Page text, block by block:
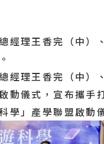
經理王香完（中）
經理王香完（中）
動儀式，宣布攜手
學」產學聯盟啟動